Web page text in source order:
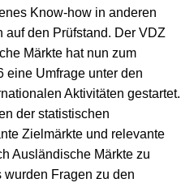
Know-how in anderen
auf den Prüfstand. Der VDZ
Märkte hat nun zum
eine Umfrage unter den
Aktivitäten gestartet.
der statistischen
Zielmärkte und relevante
Ausländische Märkte zu
Fragen zu den